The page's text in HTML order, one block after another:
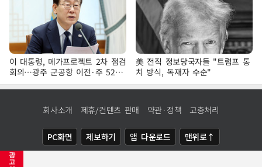
광
고
이 대통령, 메가프로젝트 2차 점검
회의…광주 군공항 이전·주 52시
간 예외 등 논의
美 전직 정보당국자들 "트럼프 통
치 방식, 독재자 수순"
회사소개 제휴/컨텐츠 판매 약관·정책 고충처리
PC화면 제보하기 앱 다운로드 맨위로↑